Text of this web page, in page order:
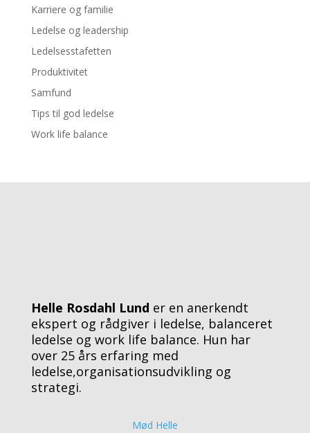
Karriere og familie
Ledelse og leadership
Ledelsesstafetten
Produktivitet
Samfund
Tips til god ledelse
Work life balance
Helle Rosdahl Lund er en anerkendt
ekspert og rådgiver i ledelse, balanceret
ledelse og work life balance. Hun har
over 25 års erfaring med
ledelse,organisationsudvikling og
strategi.
Mød Helle